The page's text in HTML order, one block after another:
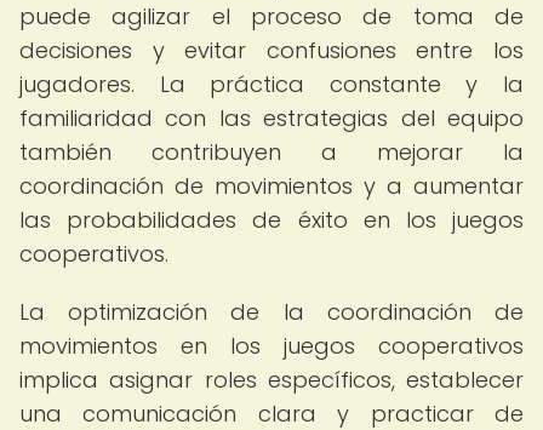
puede agilizar el proceso de toma de
decisiones y evitar confusiones entre los
jugadores. La práctica constante y la
familiaridad con las estrategias del equipo
también contribuyen a mejorar la
coordinación de movimientos y a aumentar
las probabilidades de éxito en los juegos
cooperativos.
La optimización de la coordinación de
movimientos en los juegos cooperativos
implica asignar roles específicos, establecer
una comunicación clara y practicar de